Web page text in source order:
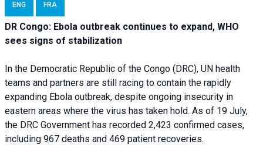
ENG FRA
DR Congo: Ebola outbreak continues to expand, WHO
sees signs of stabilization
In the Democratic Republic of the Congo (DRC), UN health
teams and partners are still racing to contain the rapidly
expanding Ebola outbreak, despite ongoing insecurity in
eastern areas where the virus has taken hold. As of 19 July,
the DRC Government has recorded 2,423 confirmed cases,
including 967 deaths and 469 patient recoveries.